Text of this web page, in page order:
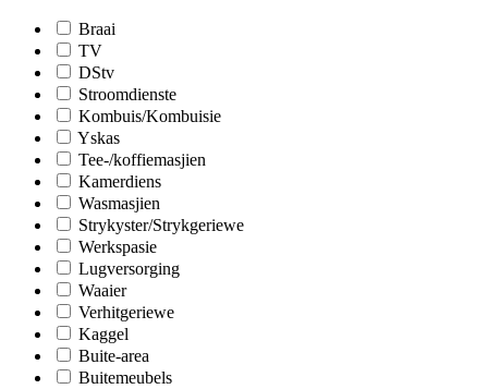
Braai
TV
DStv
Stroomdienste
Kombuis/Kombuisie
Yskas
Tee-/koffiemasjien
Kamerdiens
Wasmasjien
Strykyster/Strykgeriewe
Werkspasie
Lugversorging
Waaier
Verhitgeriewe
Kaggel
Buite-area
Buitemeubels